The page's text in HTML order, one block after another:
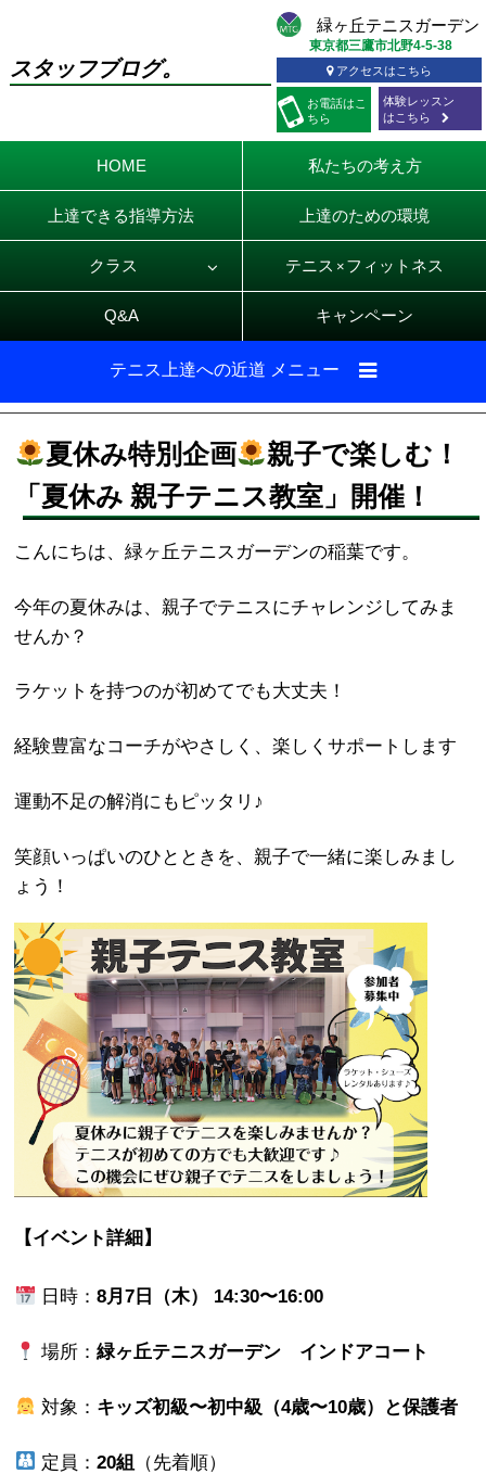
スタッフブログ。
お電話はこ
ちら
東京都三鷹市北野4-5-38
アクセスはこちら
体験レッスン
はこちら
HOME 私たちの考え方
上達できる指導方法 上達のための環境
クラス テニス × フィットネス
Q&A キャンペーン
テニス上達への近道 メニュー
夏休み特別企画
親子で楽しむ！
「夏休み 親子テニス教室」開催！
こんにちは、緑ヶ丘テニスガーデンの稲葉です。
今年の夏休みは、親子でテニスにチャレンジしてみま
せんか？
ラケットを持つのが初めてでも大丈夫！
経験豊富なコーチがやさしく、楽しくサポートします
運動不足の解消にもピッタリ♪
笑顔いっぱいのひとときを、親子で一緒に楽しみまし
ょう！
【イベント詳細】
日時： 8月7日（木） 14:30〜16:00
場所： 緑ヶ丘テニスガーデン インドアコート
対象： キッズ初級〜初中級（4歳〜10歳）と保護者
定員： 20組 （先着順）